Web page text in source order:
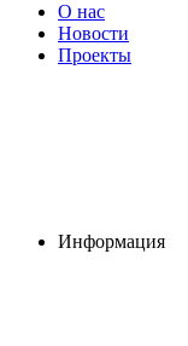
О нас
Новости
Проекты
Информация